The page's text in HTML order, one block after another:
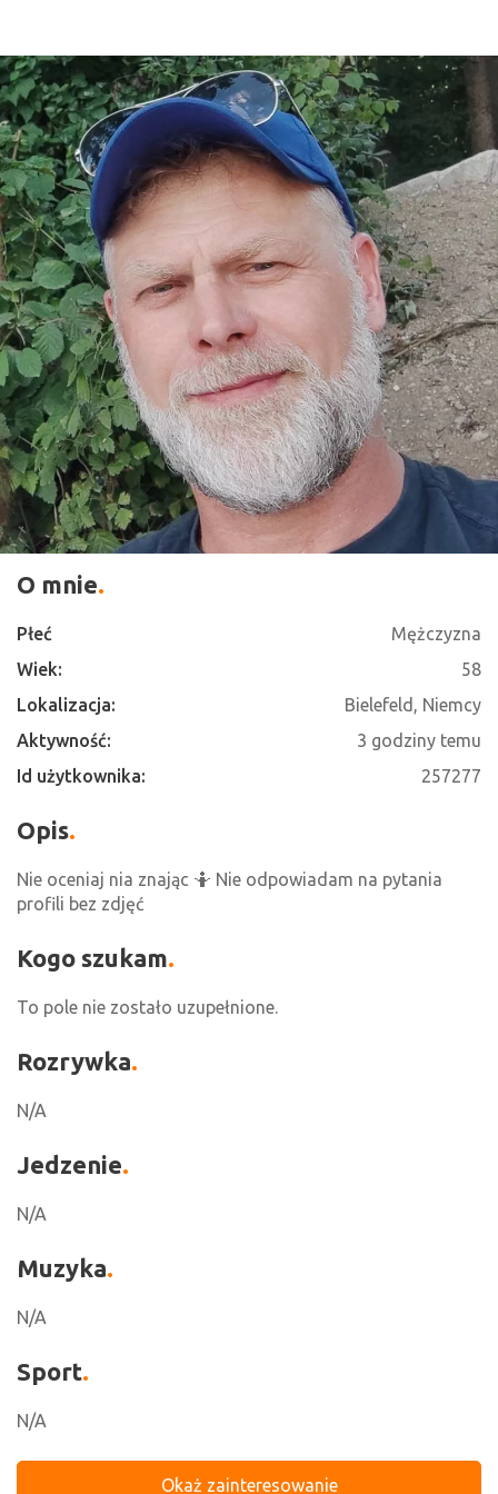
O mnie
Płeć
Mężczyzna
Wiek:
58
Lokalizacja:
Bielefeld, Niemcy
Aktywność:
3 godziny temu
Id użytkownika:
257277
Opis
Nie oceniaj nia znając 🤷 Nie odpowiadam na pytania
profili bez zdjęć
Kogo szukam
To pole nie zostało uzupełnione.
Rozrywka
N/A
Jedzenie
N/A
Muzyka
N/A
Sport
N/A
Okaż zainteresowanie